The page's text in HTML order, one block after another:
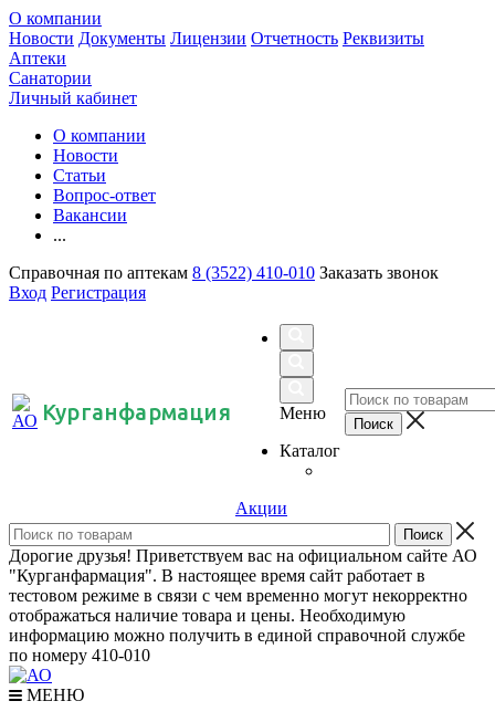
О компании
Новости Документы Лицензии Отчетность Реквизиты
Аптеки
Санатории
Личный кабинет
О компании
Новости
Статьи
Вопрос-ответ
Вакансии
...
Справочная по аптекам 8 (3522) 410-010 Заказать звонок
Вход Регистрация
Курганфармация
Меню
Каталог
Акции
Дорогие друзья! Приветствуем вас на официальном сайте АО
"Курганфармация". В настоящее время сайт работает в
тестовом режиме в связи с чем временно могут некорректно
отображаться наличие товара и цены. Необходимую
информацию можно получить в единой справочной службе
по номеру 410-010
МЕНЮ